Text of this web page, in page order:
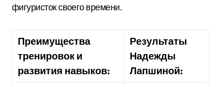
фигуристок своего времени.
Преимущества
тренировок и
развития навыков:
Результаты
Надежды
Лапшиной: